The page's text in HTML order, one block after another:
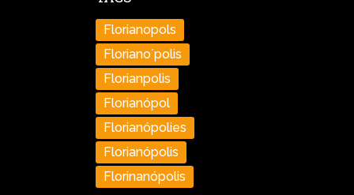
Florianopols
Floriano´polis
Florianpolis
Florianópol
Florianópolies
Florianópolis
Florinanópolis